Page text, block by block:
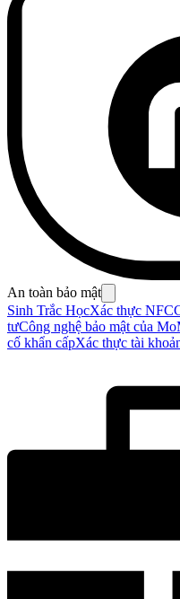
An toàn bảo mật
Sinh Trắc HọcXác thực NFC
tưCông nghệ bảo mật của
cố khẩn cấpXác thực tài